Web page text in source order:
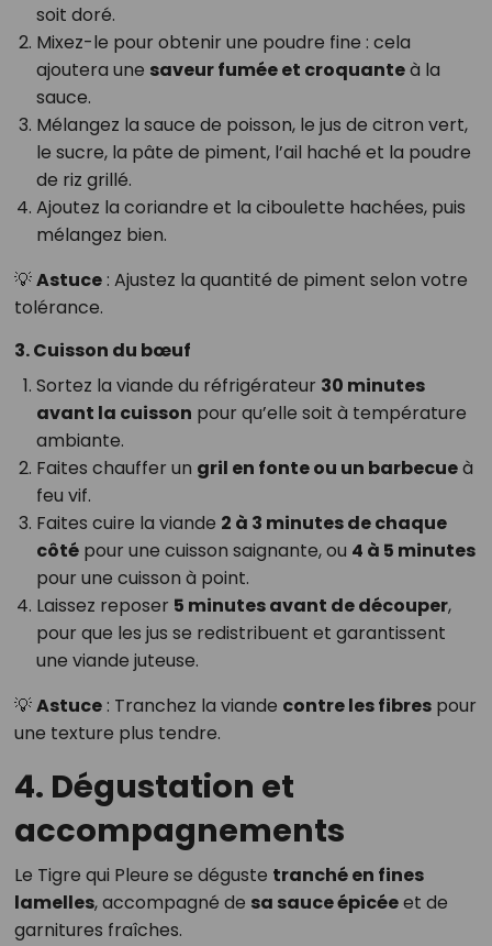
soit doré.
Mixez-le pour obtenir une poudre fine : cela
ajoutera une saveur fumée et croquanteà la
sauce.
Mélangez la sauce de poisson, le jus de citron vert,
le sucre, la pâte de piment, l’ail haché et la poudre
de riz grillé.
Ajoutez la coriandre et la ciboulette hachées, puis
mélangez bien.
💡Astuce: Ajustez la quantité de piment selon votre
tolérance.
3. Cuisson du bœuf
Sortez la viande du réfrigérateur 30 minutes
avant la cuisson pour qu’elle soit à température
ambiante.
Faites chauffer un gril en fonte ou un barbecueà
feu vif.
Faites cuire la viande 2 à 3 minutes de chaque
côtépour une cuisson saignante, ou 4 à 5 minutes
pour une cuisson à point.
Laissez reposer 5 minutes avant de découper,
pour que les jus se redistribuent et garantissent
une viande juteuse.
💡Astuce: Tranchez la viande contre les fibrespour
une texture plus tendre.
4. Dégustation et
accompagnements
Le Tigre qui Pleure se déguste tranché en fines
lamelles, accompagné de sa sauce épicéeet de
garnitures fraîches.